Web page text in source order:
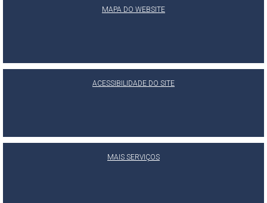
MAPA DO WEBSITE
ACESSIBILIDADE DO SITE
MAIS SERVIÇOS